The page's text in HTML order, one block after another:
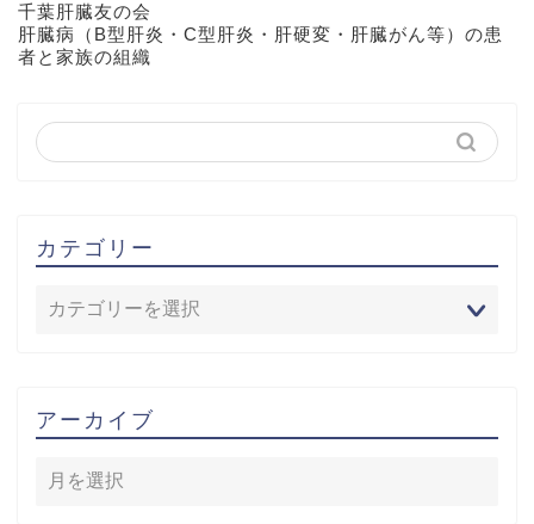
千葉肝臓友の会
肝臓病（B型肝炎・C型肝炎・肝硬変・肝臓がん等）の患
者と家族の組織
カテゴリー
アーカイブ